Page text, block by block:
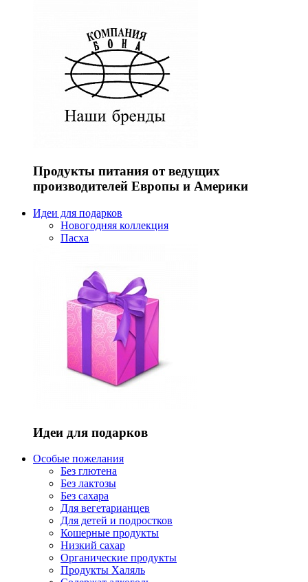
Продукты питания от ведущих
производителей Европы и Америки
Идеи для подарков
Новогодняя коллекция
Пасха
Идеи для подарков
Особые пожелания
Без глютена
Без лактозы
Без сахара
Для вегетарианцев
Для детей и подростков
Кошерные продукты
Низкий сахар
Органические продукты
Продукты Халяль